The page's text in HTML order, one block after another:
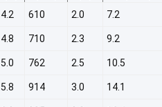
4.2 610 2.0 7.2
4.8 710 2.3 9.2
5.0 762 2.5 10.5
5.8 914 3.0 14.1